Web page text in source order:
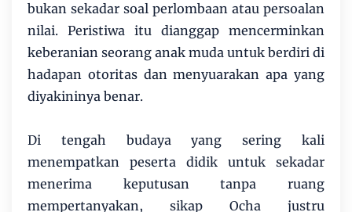
bukan sekadar soal perlombaan atau persoalan
nilai. Peristiwa itu dianggap mencerminkan
keberanian seorang anak muda untuk berdiri di
hadapan otoritas dan menyuarakan apa yang
diyakininya benar.
Di tengah budaya yang sering kali
menempatkan peserta didik untuk sekadar
menerima keputusan tanpa ruang
mempertanyakan, sikap Ocha justru